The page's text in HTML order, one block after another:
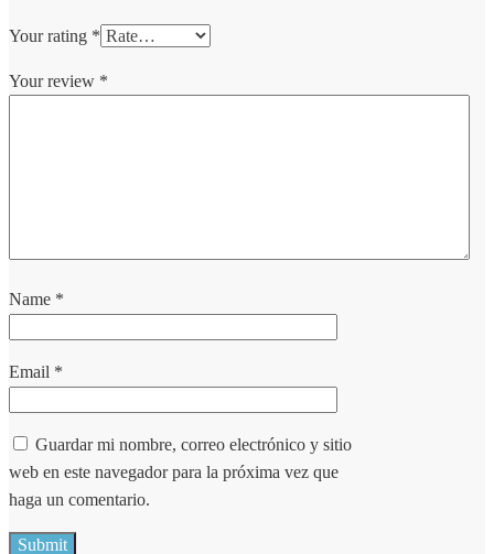
Your rating *
Your review *
Name *
Email *
Guardar mi nombre, correo electrónico y sitio
web en este navegador para la próxima vez que
haga un comentario.